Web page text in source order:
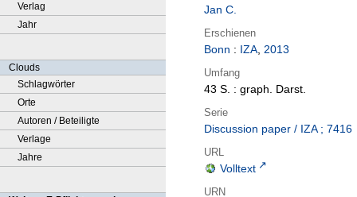
Verlag
Jahr
Clouds
Schlagwörter
Orte
Autoren / Beteiligte
Verlage
Jahre
Jan C.
Erschienen
Bonn : IZA, 2013
Umfang
43 S. : graph. Darst.
Serie
Discussion paper / IZA ; 7416
URL
Volltext
URN